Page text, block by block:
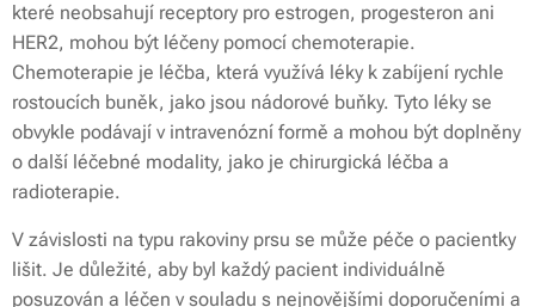
které neobsahují receptory pro estrogen, progesteron ani
HER2, mohou být léčeny pomocí chemoterapie.
Chemoterapie je léčba, která využívá léky k zabíjení rychle
rostoucích buněk, jako jsou nádorové buňky. Tyto léky se
obvykle podávají v intravenózní formě a mohou být doplněny
o další léčebné modality, jako je chirurgická léčba a
radioterapie.
V závislosti na typu rakoviny prsu se může péče o pacientky
lišit. Je důležité, aby byl každý pacient individuálně
posuzován a léčen v souladu s nejnovějšími doporučeními a